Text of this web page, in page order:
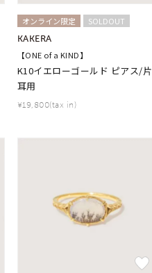
オンライン限定 SOLDOUT
KAKERA
【ONE of a KIND】
K10イエローゴールド ピアス/片
耳用
¥19,800(tax in)